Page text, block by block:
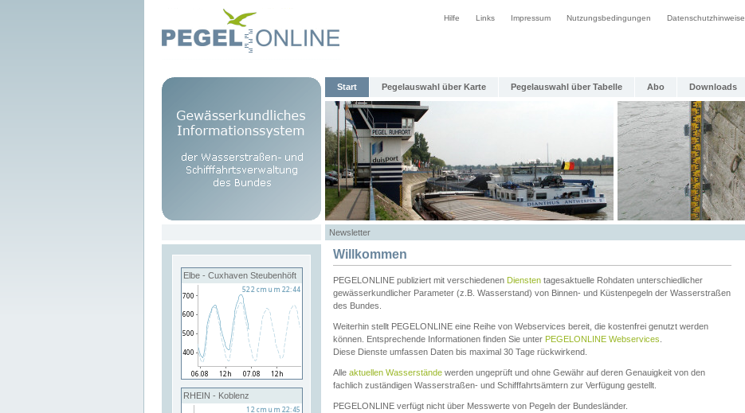
Hilfe Links Impressum Nutzungsbedingungen Datenschutzhinweise
Start Pegelauswahl über Karte Pegelauswahl über Tabelle Abo Downloads
Newsletter
Elbe - Cuxhaven Steubenhöft
RHEIN - Koblenz
Willkommen
PEGELONLINE publiziert mit verschiedenen Diensten tagesaktuelle Rohdaten unterschiedlicher
gewässerkundlicher Parameter (z.B. Wasserstand) von Binnen- und Küstenpegeln der Wasserstraßen
des Bundes.
Weiterhin stellt PEGELONLINE eine Reihe von Webservices bereit, die kostenfrei genutzt werden
können. Entsprechende Informationen finden Sie unter PEGELONLINE Webservices
Diese Dienste umfassen Daten bis maximal 30 Tage rückwirkend.
Alle aktuellen Wasserstände werden ungeprüft und ohne Gewähr auf deren Genauigkeit von den
fachlich zuständigen Wasserstraßen- und Schifffahrtsämtern zur Verfügung gestellt.
PEGELONLINE verfügt nicht über Messwerte von Pegeln der Bundesländer.